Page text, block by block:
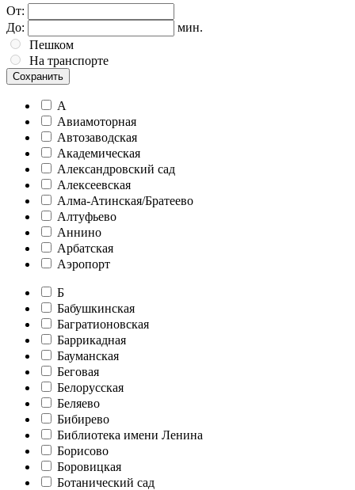
От:
До:
мин.
Пешком
На транспорте
Сохранить
А
Авиамоторная
Автозаводская
Академическая
Александровский сад
Алексеевская
Алма-Атинская/Братеево
Алтуфьево
Аннино
Арбатская
Аэропорт
Б
Бабушкинская
Багратионовская
Баррикадная
Бауманская
Беговая
Белорусская
Беляево
Бибирево
Библиотека имени Ленина
Борисово
Боровицкая
Ботанический сад